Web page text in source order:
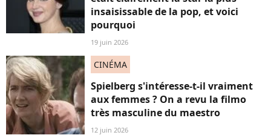
insaisissable de la pop, et voici
pourquoi
19 juin 2026
CINÉMA
Spielberg s'intéresse-t-il vraiment
aux femmes ? On a revu la filmo
très masculine du maestro
12 juin 2026